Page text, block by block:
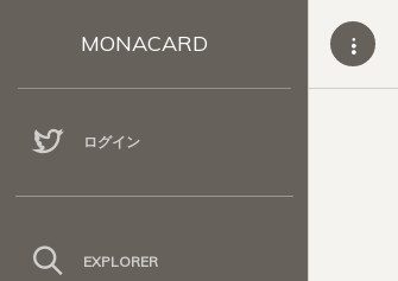
MONACARD
ログイン
EXPLORER